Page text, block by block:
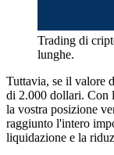
Trading di
lunghe.
Tuttavia, se il valore
di 2.000 dollari. Con
la vostra posizione
raggiunto l'intero
liquidazione e la